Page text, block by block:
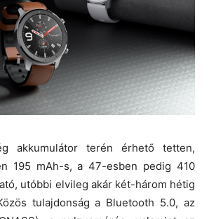
akkumulátor terén érhető tetten,
195 mAh-s, a 47-esben pedig 410
utóbbi elvileg akár két-három hétig
tulajdonság a Bluetooth 5.0, az